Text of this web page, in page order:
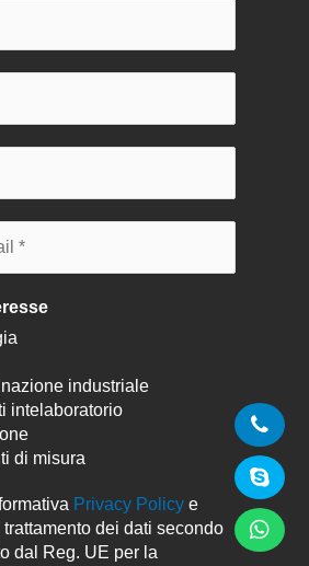
industriale
intelaboratorio
di misura
Privacy Policy e
dei dati secondo
dal Reg. UE per la